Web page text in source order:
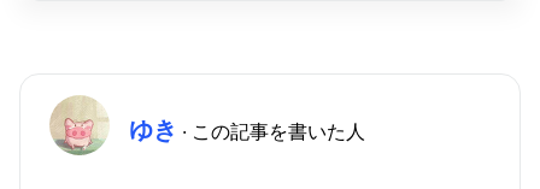
ゆき · この記事を書いた人